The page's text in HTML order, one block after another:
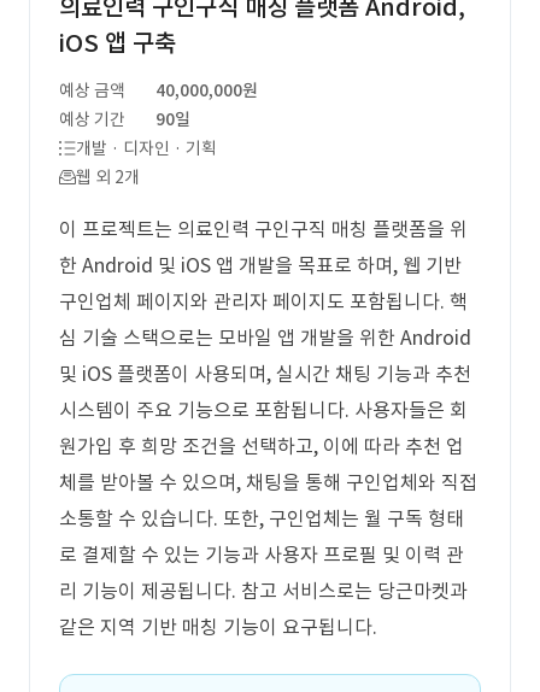
의료인력 구인구직 매칭 플랫폼 Android,
iOS 앱 구축
예상 금액
40,000,000원
예상 기간
90일
개발 · 디자인 · 기획
웹 외 2개
이 프로젝트는 의료인력 구인구직 매칭 플랫폼을 위
한 Android 및 iOS 앱 개발을 목표로 하며, 웹 기반
구인업체 페이지와 관리자 페이지도 포함됩니다. 핵
심 기술 스택으로는 모바일 앱 개발을 위한 Android
및 iOS 플랫폼이 사용되며, 실시간 채팅 기능과 추천
시스템이 주요 기능으로 포함됩니다. 사용자들은 회
원가입 후 희망 조건을 선택하고, 이에 따라 추천 업
체를 받아볼 수 있으며, 채팅을 통해 구인업체와 직접
소통할 수 있습니다. 또한, 구인업체는 월 구독 형태
로 결제할 수 있는 기능과 사용자 프로필 및 이력 관
리 기능이 제공됩니다. 참고 서비스로는 당근마켓과
같은 지역 기반 매칭 기능이 요구됩니다.